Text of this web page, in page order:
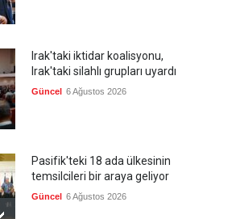
Irak'taki iktidar koalisyonu,
Irak'taki silahlı grupları uyardı
Güncel 6 Ağustos 2026
Pasifik'teki 18 ada ülkesinin
temsilcileri bir araya geliyor
Güncel 6 Ağustos 2026